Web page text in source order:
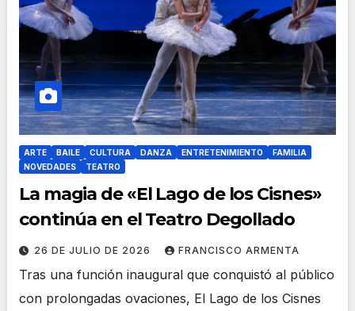
ARTE BAILE CULTURA DANZA ENTRETENIMIENTO
FAMILIA
NOVEDADES
TEATRO
La magia de «El Lago de los Cisnes»
continúa en el Teatro Degollado
26 DE JULIO DE 2026 FRANCISCO ARMENTA
Tras una función inaugural que conquistó al público
con prolongadas ovaciones, El Lago de los Cisnes